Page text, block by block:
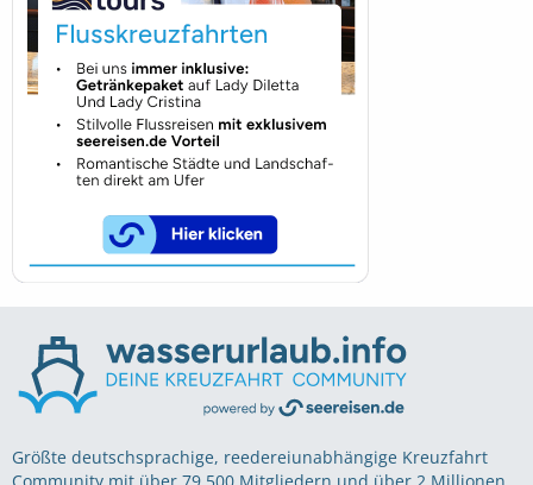
Größte deutschsprachige, reedereiunabhängige Kreuzfahrt